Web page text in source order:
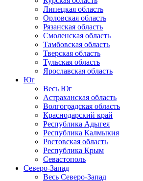
Липецкая область
Орловская область
Рязанская область
Смоленская область
Тамбовская область
Тверская область
Тульская область
Ярославская область
Юг
Весь Юг
Астраханская область
Волгоградская область
Краснодарский край
Республика Адыгея
Республика Калмыкия
Ростовская область
Республика Крым
Севастополь
Северо-Запад
Весь Северо-Запад